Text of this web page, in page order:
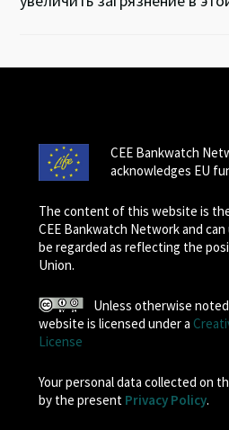
CEE Bankwatch
acknowledges EU
The content of this website is
CEE Bankwatch Network and
be regarded as reflecting the
Union.
Unless otherwise
website is licensed under a
License
Your personal data collected on
by the present Privacy Policy.